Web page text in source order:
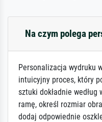
Na czym polega
Personalizacja wydruku
intuicyjny proces, który
sztuki dokładnie według
ramę, określ rozmiar
dodaj odpowiednie